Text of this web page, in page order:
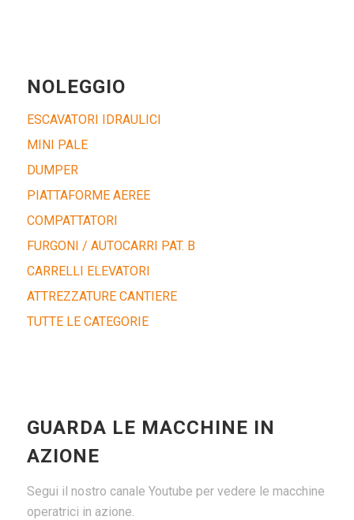
NOLEGGIO
ESCAVATORI IDRAULICI
MINI PALE
DUMPER
PIATTAFORME AEREE
COMPATTATORI
FURGONI / AUTOCARRI PAT. B
CARRELLI ELEVATORI
ATTREZZATURE CANTIERE
TUTTE LE CATEGORIE
GUARDA LE MACCHINE IN
AZIONE
Segui il nostro canale Youtube per vedere le macchine
operatrici in azione.